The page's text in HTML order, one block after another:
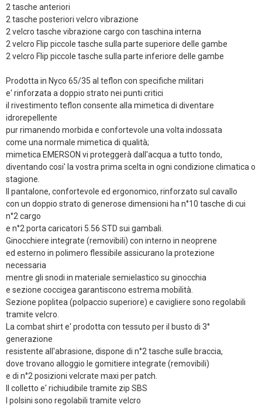
2 tasche anteriori
2 tasche posteriori velcro vibrazione
2 velcro tasche vibrazione cargo con taschina interna
2 velcro Flip piccole tasche sulla parte superiore delle gambe
2 velcro Flip piccole tasche sulla parte inferiore delle gambe
Prodotta in Nyco 65/35 al teflon con specifiche militari
e' rinforzata a doppio strato nei punti critici
il rivestimento teflon consente alla mimetica di diventare
idrorepellente
pur rimanendo morbida e confortevole una volta indossata
come una normale mimetica di qualità;
mimetica EMERSON vi proteggerà dall'acqua a tutto tondo,
diventando cosi' la vostra prima scelta in ogni condizione climatica o
stagione.
Il pantalone, confortevole ed ergonomico, rinforzato sul cavallo
con un doppio strato di generose dimensioni ha n°10 tasche di cui
n°2 cargo
e n°2 porta caricatori 5.56 STD sui gambali.
Ginocchiere integrate (removibili) con interno in neoprene
ed esterno in polimero flessibile assicurano la protezione
necessaria
mentre gli snodi in materiale semielastico su ginocchia
e sezione coccigea garantiscono estrema mobilità.
Sezione poplitea (polpaccio superiore) e cavigliere sono regolabili
tramite velcro.
La combat shirt e' prodotta con tessuto per il busto di 3°
generazione
resistente all'abrasione, dispone di n°2 tasche sulle braccia,
dove trovano alloggio le gomitiere integrate (removibili)
e di n°2 posizioni velcrate maxi per patch.
Il colletto e' richiudibile tramite zip SBS
I polsini sono regolabili tramite velcro